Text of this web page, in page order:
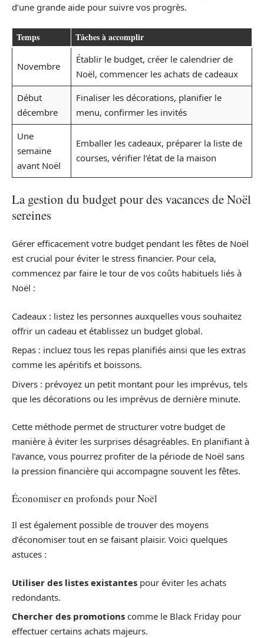
d’une grande aide pour suivre vos progrès.
Temps Tâches à accomplir
Novembre
Établir le budget, créer le calendrier de
Noël, commencer les achats de cadeaux
Début
décembre
Finaliser les décorations, planifier le
menu, confirmer les invités
Une
semaine
avant Noël
Emballer les cadeaux, préparer la liste de
courses, vérifier l’état de la maison
La gestion du budget pour des vacances de Noël
sereines
Gérer efficacement votre budget pendant les fêtes de Noël
est crucial pour éviter le stress financier. Pour cela,
commencez par faire le tour de vos coûts habituels liés à
Noël :
Cadeaux : listez les personnes auxquelles vous souhaitez
offrir un cadeau et établissez un budget global.
Repas : incluez tous les repas planifiés ainsi que les extras
comme les apéritifs et boissons.
Divers : prévoyez un petit montant pour les imprévus, tels
que les décorations ou les imprévus de dernière minute.
Cette méthode permet de structurer votre budget de
manière à éviter les surprises désagréables. En planifiant à
l’avance, vous pourrez profiter de la période de Noël sans
la pression financière qui accompagne souvent les fêtes.
Économiser en profonds pour Noël
Il est également possible de trouver des moyens
d’économiser tout en se faisant plaisir. Voici quelques
astuces :
Utiliser des listes existantes pour éviter les achats
redondants.
Chercher des promotions comme le Black Friday pour
effectuer certains achats majeurs.